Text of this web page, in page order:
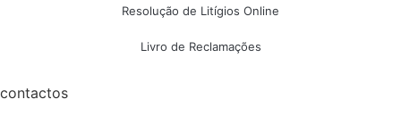
Resolução de Litígios Online
Livro de Reclamações
contactos